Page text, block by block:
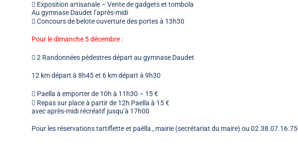
 Exposition artisanale – Vente de gadgets et tombola
Au gymnase Daudet l’après-midi
 Concours de belote ouverture des portes à 13h30
Pour le dimanche 5 décembre :
 2 Randonnées pédestres départ au gymnase Daudet
12 km départ à 8h45 et 6 km départ à 9h30
 Paella à emporter de 10h à 11h30 – 15 €
 Repas sur place à partir de 12h Paella à 15 €
avec après-midi récréatif jusqu’à 17h00
Pour les réservations tartiflette et paëlla , mairie (secrétariat du maire) ou 02.38.07.16.75